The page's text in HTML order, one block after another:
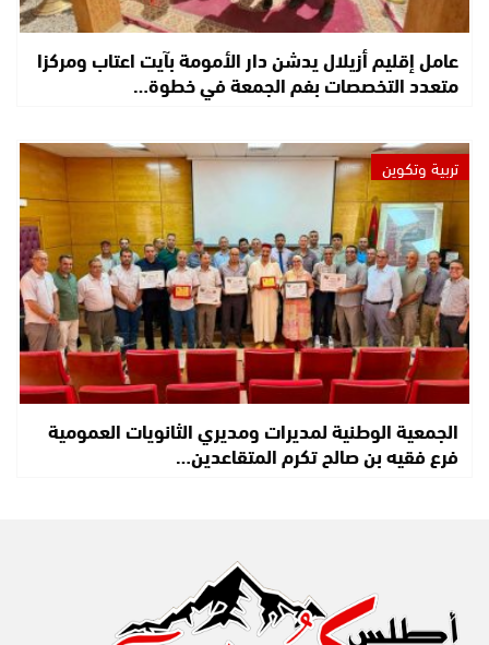
عامل إقليم أزيلال يدشن دار الأمومة بآيت اعتاب ومركزا
متعدد التخصصات بفم الجمعة في خطوة…
تربية وتكوين
الجمعية الوطنية لمديرات ومديري الثانويات العمومية
فرع فقيه بن صالح تكرم المتقاعدين…